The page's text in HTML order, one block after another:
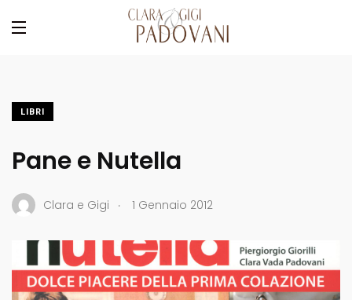
LIBRI
Pane e Nutella
Clara e Gigi . 1 Gennaio 2012